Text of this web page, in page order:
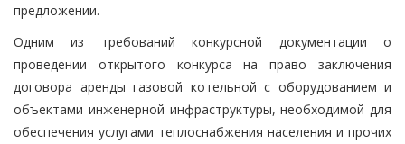
предложении.
Одним из требований конкурсной документации о
проведении открытого конкурса на право заключения
договора аренды газовой котельной с оборудованием и
объектами инженерной инфраструктуры, необходимой для
обеспечения услугами теплоснабжения населения и прочих